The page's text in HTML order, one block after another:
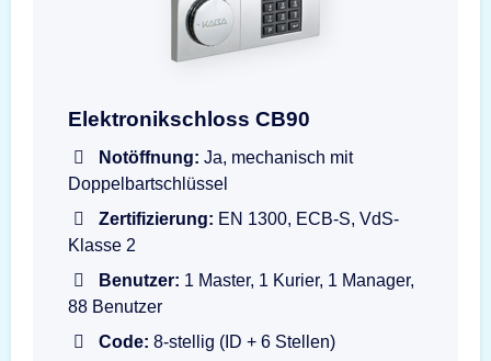
Darstellung der Eingabeeinheit dormakaba
Elektronikschloss CB90
Notöffnung: Ja, mechanisch mit
Doppelbartschlüssel
Zertifizierung: EN 1300, ECB-S, VdS-
Klasse 2
Benutzer: 1 Master, 1 Kurier, 1 Manager,
88 Benutzer
Code: 8-stellig (ID + 6 Stellen)